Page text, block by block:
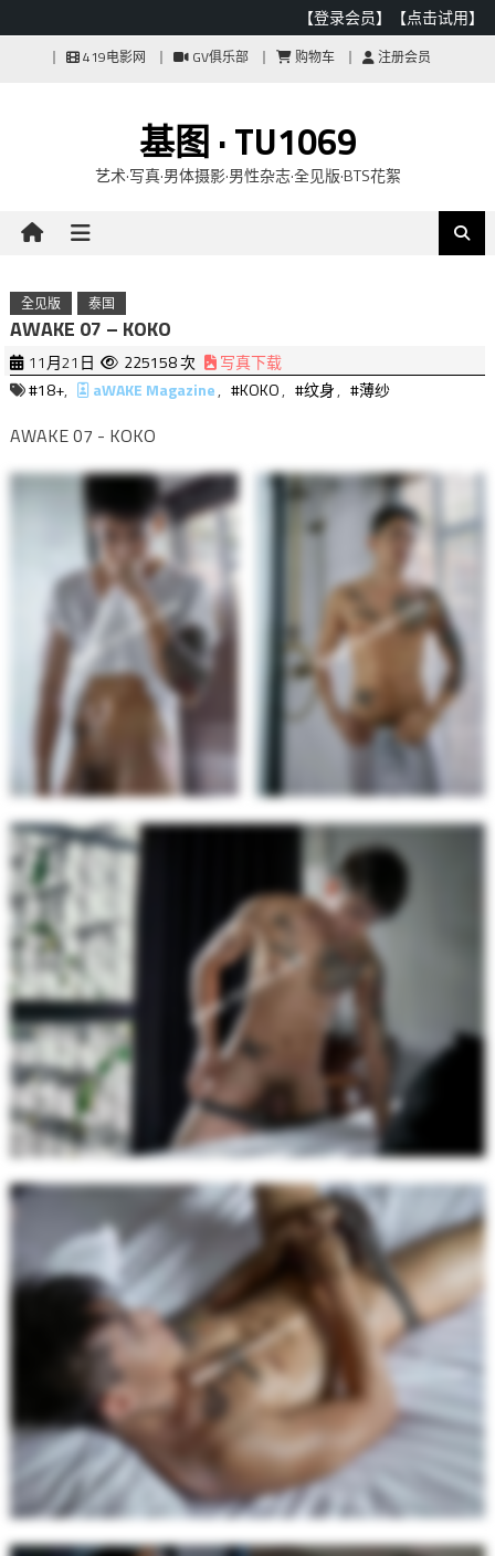
【登录会员】 【点击试用】
419电影网 GV俱乐部 购物车 注册会员
基图 · TU1069
艺术·写真·男体摄影·男性杂志·全见版·BTS花絮
全见版 泰国
AWAKE 07 – KOKO
11月21日 225158 次
写真下载
#18+, aWAKE Magazine, #KOKO, #纹身, #薄纱
AWAKE 07 - KOKO